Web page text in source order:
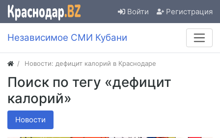
Войти Регистрация
Независимое СМИ Кубани
Новости: дефицит калорий в Краснодаре
Поиск по тегу «дефицит
калорий»
Новости